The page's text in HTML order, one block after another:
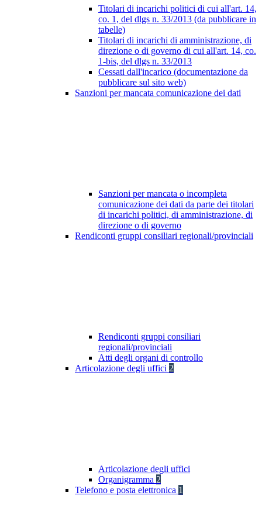
Titolari di incarichi politici di cui all'art. 14,
co. 1, del dlgs n. 33/2013 (da pubblicare in
tabelle)
Titolari di incarichi di amministrazione, di
direzione o di governo di cui all'art. 14, co.
1-bis, del dlgs n. 33/2013
Cessati dall'incarico (documentazione da
pubblicare sul sito web)
Sanzioni per mancata comunicazione dei dati
Sanzioni per mancata o incompleta
comunicazione dei dati da parte dei titolari
di incarichi politici, di amministrazione, di
direzione o di governo
Rendiconti gruppi consiliari regionali/provinciali
Rendiconti gruppi consiliari
regionali/provinciali
Atti degli organi di controllo
Articolazione degli uffici 2
Articolazione degli uffici
Organigramma 2
Telefono e posta elettronica 1